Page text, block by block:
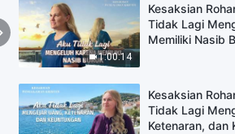
1:00:14
Kesaksian
Tidak Lagi
Memiliki Nasib
Kesaksian
Tidak Lagi
Ketenaran, dan